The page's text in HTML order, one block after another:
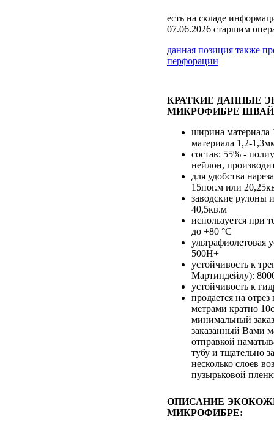
есть на складе
07.06.2026 старшим
данная позиция также
перфорации
КРАТКИЕ ДАННЫЕ
МИКРОФИБРЕ
ширина материала
материала 1,2-
состав: 55% -
нейлон,
для удобства
15пог.м или
заводские рулоны
40,5кв.м
используется при
до +80 °С
ультрафиолетовая
500H+
устойчивость к
Мартиндейлу):
устойчивость к
продается на
метрами кратно
минимальный
заказанный Вами
отправкой
тубу и тщательно
несколько слоев
пузырьковой
ОПИСАНИЕ
МИКРОФИБРЕ: